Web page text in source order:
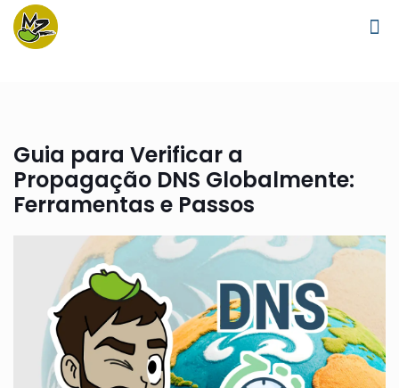
Guia para Verificar a
Propagação DNS Globalmente:
Ferramentas e Passos